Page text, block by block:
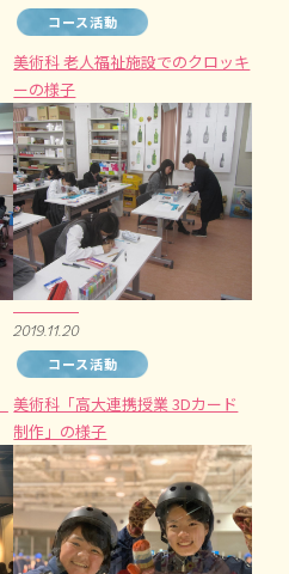
コース活動
美術科 老人福祉施設でのクロッキ
ーの様子
2019.11.20
コース活動
美術科「高大連携授業 3Dカード
制作」の様子